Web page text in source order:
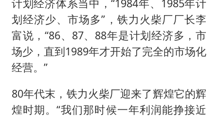
计划经济体系当中，“1984年、1985年计
划经济少、市场多”，铁力火柴厂厂长李
富说，“86、87、88年是计划经济多，市
场少，直到1989年才开始了完全的市场化
经营。”
80年代末，铁力火柴厂迎来了辉煌它的辉
煌时期。“我们那时候一年利润能挣接近